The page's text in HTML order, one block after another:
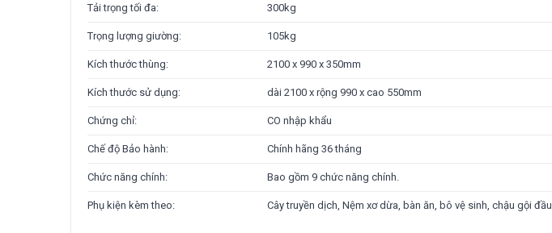
Tải trọng tối đa: 300kg
Trọng lượng giường: 105kg
Kích thước thùng: 2100 x 990 x 350mm
Kích thước sử dụng: dài 2100 x rộng 990 x cao 550mm
Chứng chỉ: CO nhập khẩu
Chế độ Bảo hành: Chính hãng 36 tháng
Chức năng chính: Bao gồm 9 chức năng chính.
Phụ kiện kèm theo: Cây truyền dịch, Nệm xơ dừa, bàn ăn, bô vệ sinh, chậu gội đầu